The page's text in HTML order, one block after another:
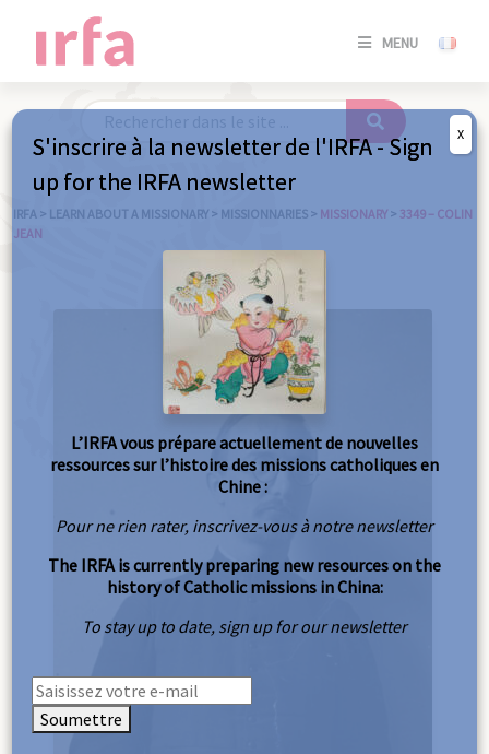
MENU
SE
/
IRFA > LEARN ABOUT A MISSIONARY > MISSIONNARIES > MISSIONARY > 3349 – COLIN
JEAN
S'inscrire à la newsletter de l'IRFA - Sign
up for the IRFA newsletter
L’IRFA vous prépare actuellement de nouvelles
ressources sur l’histoire des missions catholiques en
Chine :
Pour ne rien rater, inscrivez-vous à notre newsletter
The IRFA is currently preparing new resources on the
history of Catholic missions in China:
To stay up to date, sign up for our newsletter
Soumettre
X